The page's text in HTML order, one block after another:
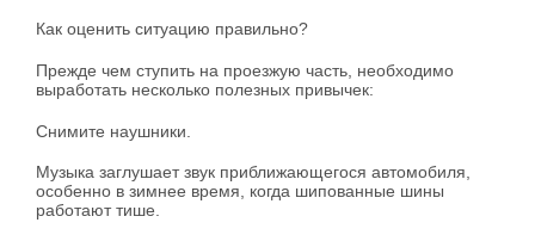
Как оценить ситуацию правильно?
Прежде чем ступить на проезжую часть, необходимо
выработать несколько полезных привычек:
Снимите наушники.
Музыка заглушает звук приближающегося автомобиля,
особенно в зимнее время, когда шипованные шины
работают тише.